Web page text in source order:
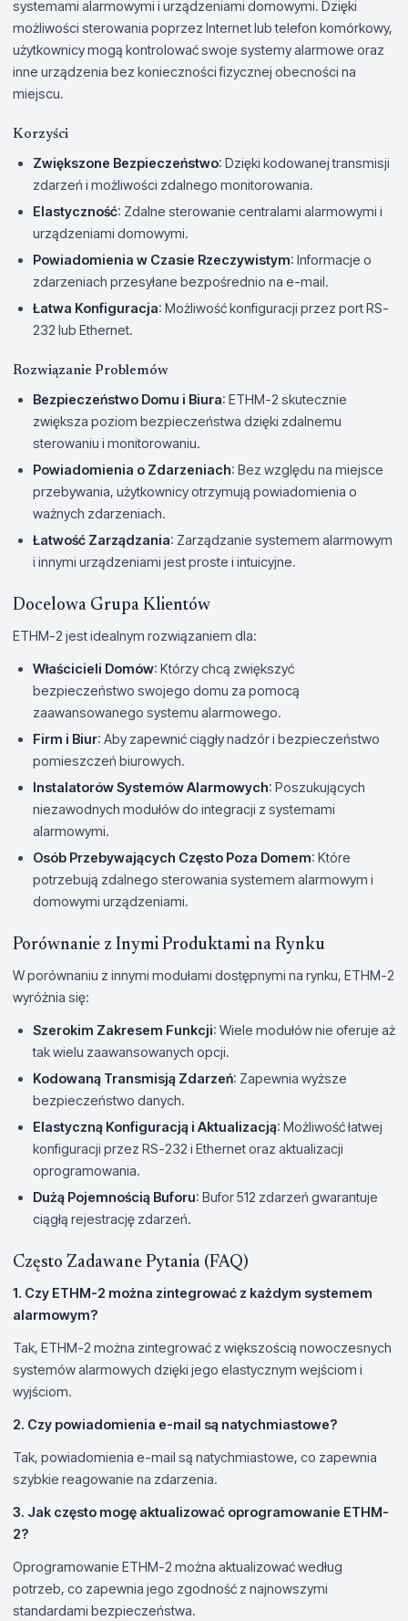
systemami alarmowymi i urządzeniami domowymi. Dzięki
możliwości sterowania poprzez Internet lub telefon komórkowy,
użytkownicy mogą kontrolować swoje systemy alarmowe oraz
inne urządzenia bez konieczności fizycznej obecności na
miejscu.
Korzyści
Zwiększone Bezpieczeństwo: Dzięki kodowanej transmisji
zdarzeń i możliwości zdalnego monitorowania.
Elastyczność: Zdalne sterowanie centralami alarmowymi i
urządzeniami domowymi.
Powiadomienia w Czasie Rzeczywistym: Informacje o
zdarzeniach przesyłane bezpośrednio na e-mail.
Łatwa Konfiguracja: Możliwość konfiguracji przez port RS-
232 lub Ethernet.
Rozwiązanie Problemów
Bezpieczeństwo Domu i Biura: ETHM-2 skutecznie
zwiększa poziom bezpieczeństwa dzięki zdalnemu
sterowaniu i monitorowaniu.
Powiadomienia o Zdarzeniach: Bez względu na miejsce
przebywania, użytkownicy otrzymują powiadomienia o
ważnych zdarzeniach.
Łatwość Zarządzania: Zarządzanie systemem alarmowym
i innymi urządzeniami jest proste i intuicyjne.
Docelowa Grupa Klientów
ETHM-2 jest idealnym rozwiązaniem dla:
Właścicieli Domów: Którzy chcą zwiększyć
bezpieczeństwo swojego domu za pomocą
zaawansowanego systemu alarmowego.
Firm i Biur: Aby zapewnić ciągły nadzór i bezpieczeństwo
pomieszczeń biurowych.
Instalatorów Systemów Alarmowych: Poszukujących
niezawodnych modułów do integracji z systemami
alarmowymi.
Osób Przebywających Często Poza Domem: Które
potrzebują zdalnego sterowania systemem alarmowym i
domowymi urządzeniami.
Porównanie z Inymi Produktami na Rynku
W porównaniu z innymi modułami dostępnymi na rynku, ETHM-2
wyróżnia się:
Szerokim Zakresem Funkcji: Wiele modułów nie oferuje aż
tak wielu zaawansowanych opcji.
Kodowaną Transmisją Zdarzeń: Zapewnia wyższe
bezpieczeństwo danych.
Elastyczną Konfiguracją i Aktualizacją: Możliwość łatwej
konfiguracji przez RS-232 i Ethernet oraz aktualizacji
oprogramowania.
Dużą Pojemnością Buforu: Bufor 512 zdarzeń gwarantuje
ciągłą rejestrację zdarzeń.
Często Zadawane Pytania (FAQ)
1. Czy ETHM-2 można zintegrować z każdym systemem
alarmowym?
Tak, ETHM-2 można zintegrować z większością nowoczesnych
systemów alarmowych dzięki jego elastycznym wejściom i
wyjściom.
2. Czy powiadomienia e-mail są natychmiastowe?
Tak, powiadomienia e-mail są natychmiastowe, co zapewnia
szybkie reagowanie na zdarzenia.
3. Jak często mogę aktualizować oprogramowanie ETHM-
2?
Oprogramowanie ETHM-2 można aktualizować według
potrzeb, co zapewnia jego zgodność z najnowszymi
standardami bezpieczeństwa.